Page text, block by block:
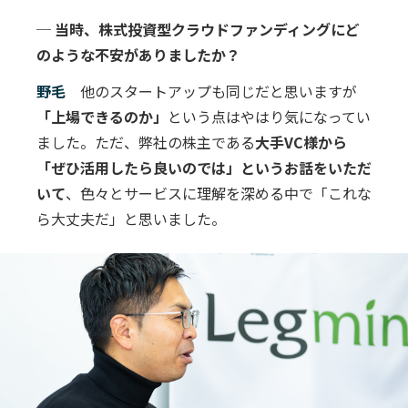
─ 当時、株式投資型クラウドファンディングにど
のような不安がありましたか？
野毛
他のスタートアップも同じだと思いますが
「上場できるのか」 という点はやはり気になってい
ました。ただ、弊社の株主である大手VC様から
「ぜひ活用したら良いのでは」というお話をいただ
いて、色々とサービスに理解を深める中で「これな
ら大丈夫だ」と思いました。